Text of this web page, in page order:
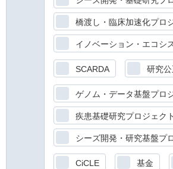
橋渡し・臨床加速化プロ
イノベーション・エコシ
SCARDA 研究公
ゲノム・データ基盤プロ
疾患基礎研究プロジェクト
シーズ開発・研究基盤プ
CiCLE 基金